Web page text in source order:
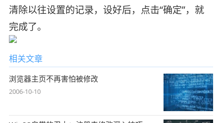
清除以往设置的记录，设好后，点击“确定”，就
完成了。
相关文章
浏览器主页不再害怕被修改
2006-10-10